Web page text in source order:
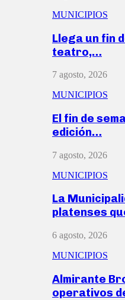
MUNICIPIOS
Llega un fin
teatro,…
7 agosto, 2026
MUNICIPIOS
El fin de
edición…
7 agosto, 2026
MUNICIPIOS
La
platenses
6 agosto, 2026
MUNICIPIOS
Almirante
operativos